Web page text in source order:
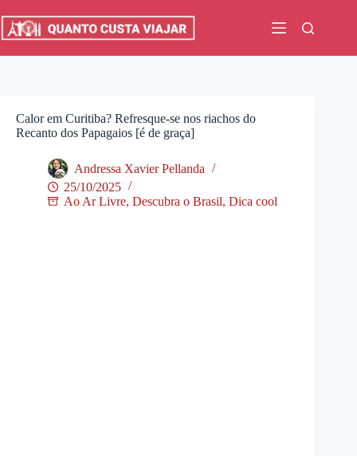
para
Calor em Curitiba? Refresque-se nos riachos do
Recanto dos Papagaios [é de graça]
Andressa Xavier Pellanda
25/10/2025
Ao Ar Livre, Descubra o Brasil, Dica cool